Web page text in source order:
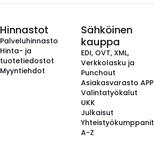
Hinnastot
Palveluhinnasto
Hinta- ja
tuotetiedostot
Myyntiehdot
Sähköinen
kauppa
EDI, OVT, XML,
Verkkolasku ja
Punchout
Asiakasvarasto APP
Valintatyökalut
UKK
Julkaisut
Yhteistyökumppanit
A-Z